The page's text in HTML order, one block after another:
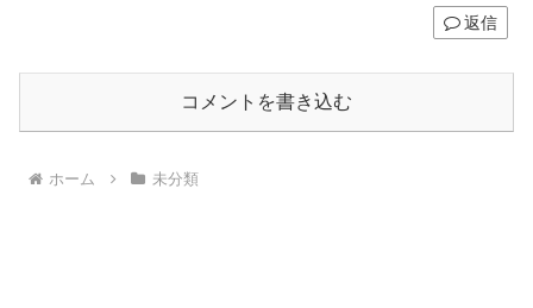
返信
コメントを書き込む
ホーム 未分類